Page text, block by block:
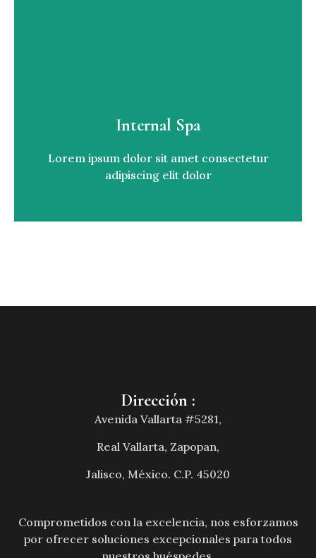
Internal Spa
Lorem ipsum dolor sit amet consectetur
adipiscing elit dolor
Dirección :
Avenida Vallarta #5281,
Real Vallarta, Zapopan,
Jalisco, México. C.P. 45020
Comprometidos con la excelencia, nos esforzamos
por ofrecer soluciones excepcionales para todos